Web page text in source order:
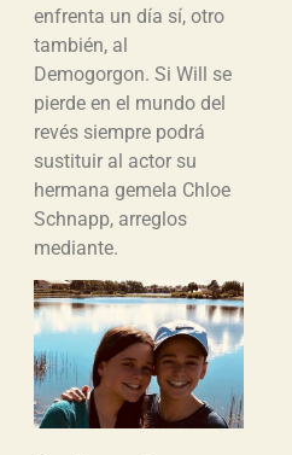
enfrenta un día sí, otro
también, al
Demogorgon. Si Will se
pierde en el mundo del
revés siempre podrá
sustituir al actor su
hermana gemela Chloe
Schnapp, arreglos
mediante.